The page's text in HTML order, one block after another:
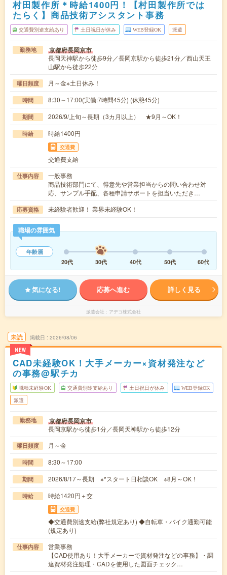
村田製作所＊時給1400円！【村田製作所では
たらく】商品技術アシスタント事務
交通費別途支給あり 土日祝日が休み WEB登録OK 派遣
勤務地 京都府長岡京市
長岡天神駅から徒歩9分／長岡京駅から徒歩21分／西山天王
山駅から徒歩22分
曜日頻度 月～金※土日休み！
時間 8:30～17:00(実働:7時間45分) (休憩45分)
期間 2026/9/上旬～長期（3カ月以上） ★9月～OK！
時給 時給1400円
交通費
交通費支給
仕事内容
一般事務
商品技術部門にて、得意先や営業担当からの問い合わせ対
応、サンプル手配、各種申請サポートを担当いただき…
応募資格 未経験者歓迎！ 業界未経験OK！
職場の雰囲気
年齢層
20代
30代 40代 50代 60代
気になる! 応募へ進む 詳しく見る
派遣会社 アデコ株式会社
未読
NEW
掲載日 2026/08/06
CAD未経験OK！大手メーカー×資材発注など
の事務@駅チカ
職種未経験OK 交通費別途支給あり 土日祝日が休み WEB登録OK
派遣
勤務地 京都府長岡京市
長岡京駅から徒歩1分／長岡天神駅から徒歩12分
曜日頻度 月～金
時間 8:30～17:00
期間 2026/8/17～長期 ※*スタート日相談OK ※8月～OK！
時給 時給1420円＋交
交通費
◆交通費別途支給(弊社規定あり) ◆自転車・バイク通勤可能
(規定あり)
仕事内容
営業事務
【CAD使用あり！大手メーカーで資材発注などの事務】・調
達資材発注処理・CADを使用した図面チェック…